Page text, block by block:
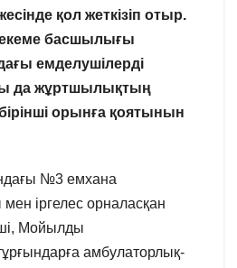
қол жеткізіп отыр.
басшылығы
емделушілерді
да жұртшылықтың
орынға қоятынын
№3 емхана
іргелес орналасқан
Мойылды
амбулаторлық-